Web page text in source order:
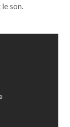
son.